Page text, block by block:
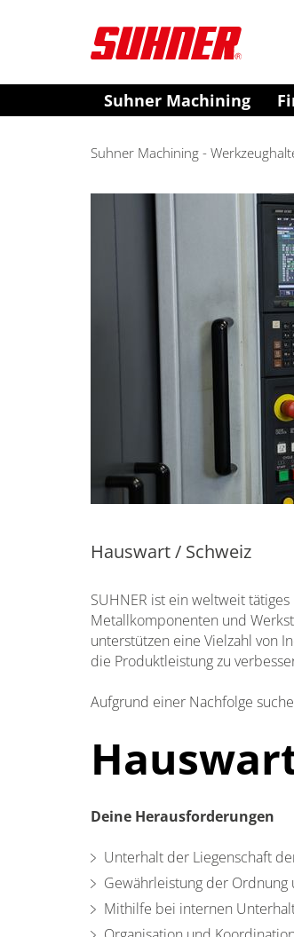
Suhner Machining
Suhner Machining -
Hauswart / Schweiz
SUHNER ist ein weltweit
Metallkomponenten und
unterstützen eine Vielzahl von
die Produktleistung zu
Aufgrund einer Nachfolge
Deine Herausforderungen
Unterhalt der Liegenschaft
Gewährleistung der
Mithilfe bei internen